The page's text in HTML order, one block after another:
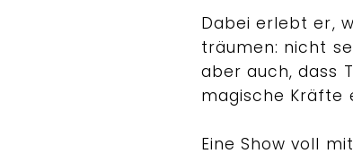
Dabei erlebt er,
träumen: nicht
aber auch, dass
magische Kräfte
Eine Show voll